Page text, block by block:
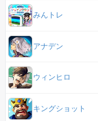
みんトレ
アナデン
ウィンヒロ
キングショット